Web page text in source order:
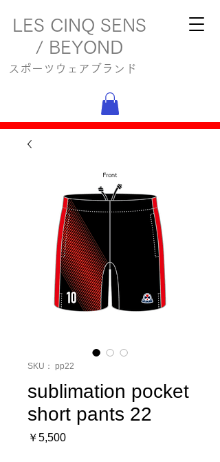
LES CINQ SENS
/ BEYOND
スポーツウェアブランド
SKU： pp22
sublimation pocket
short pants 22
￥5,500価